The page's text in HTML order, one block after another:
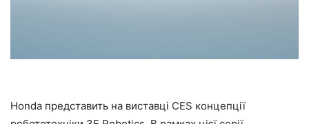
Honda представить на виставці CES концепції